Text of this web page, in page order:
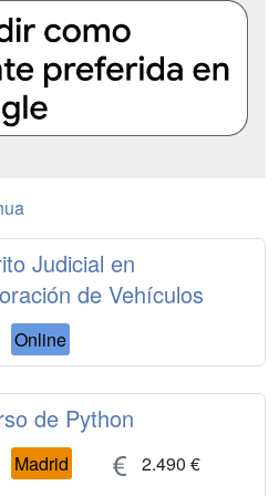
Judicial en
de Vehículos
Online
de Python
Madrid 2.490 €